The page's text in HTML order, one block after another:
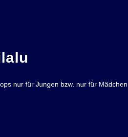
nur für Jungen bzw. nur für